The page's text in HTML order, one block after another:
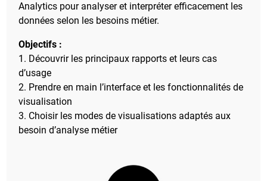
Analytics pour analyser et interpréter efficacement les
données selon les besoins métier.
Objectifs :
1. Découvrir les principaux rapports et leurs cas
d’usage
2. Prendre en main l’interface et les fonctionnalités de
visualisation
3. Choisir les modes de visualisations adaptés aux
besoin d’analyse métier